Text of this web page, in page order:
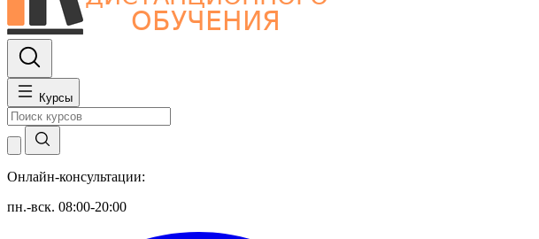
Курсы
Онлайн-консультации:
пн.-вск. 08:00-20:00